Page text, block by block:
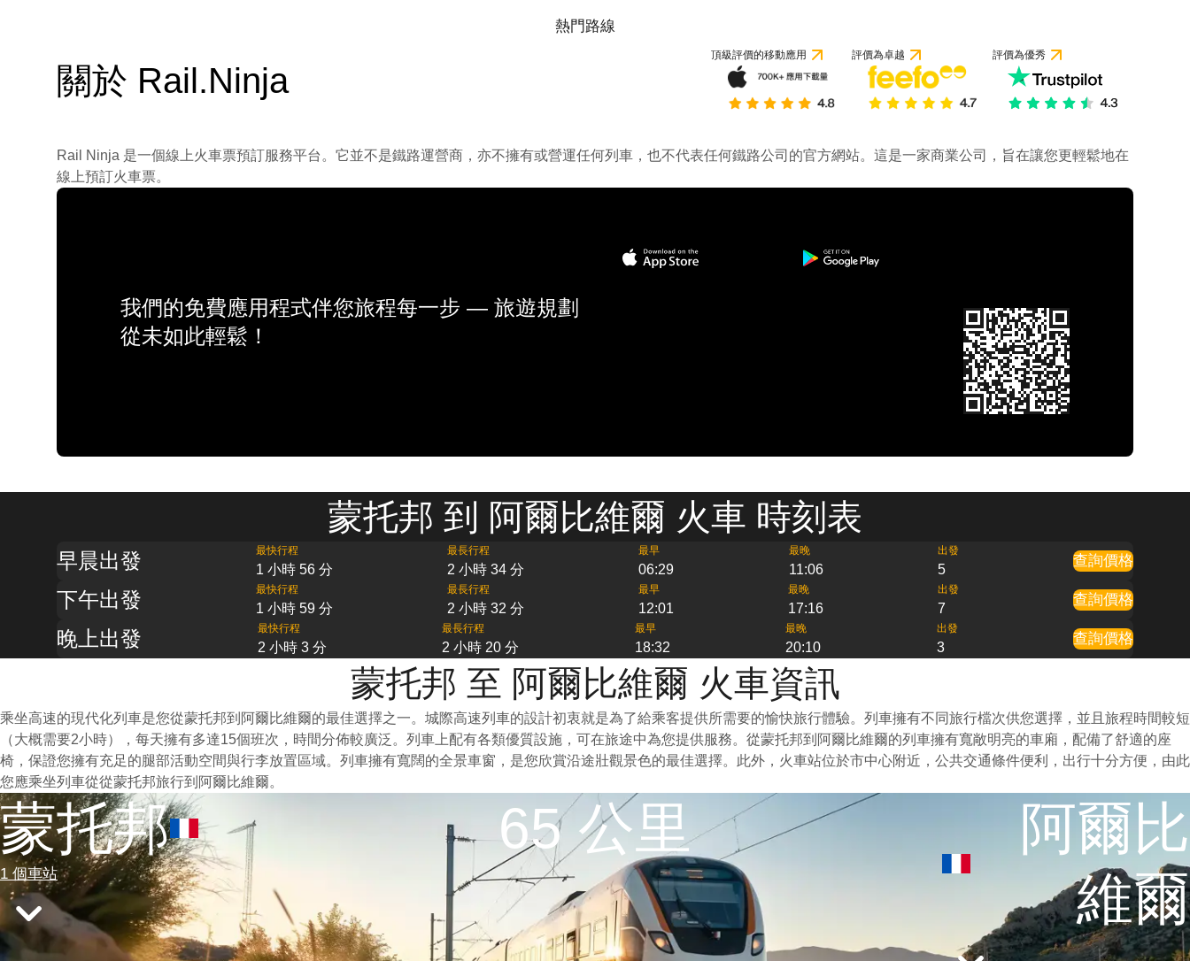
熱門路線
關於 Rail.Ninja
頂級評價的移動應用 評價為卓越 評價為優秀
Rail Ninja 是一個線上火車票預訂服務平台。它並不是鐵路運營商，亦不擁有或營運任何列車，也不代表任何鐵路公司的官方網站。這是一家商業公司，旨在讓您更輕鬆地在
線上預訂火車票。
我們的免費應用程式伴您旅程每一步 — 旅遊規劃
從未如此輕鬆！
蒙托邦 到 阿爾比維爾 火車 時刻表
早晨出發 最快行程
1 小時 56 分
最長行程
2 小時 34 分
最早
06:29
最晚
11:06
出發
5
查詢價格
下午出發 最快行程
1 小時 59 分
最長行程
2 小時 32 分
最早
12:01
最晚
17:16
出發
7
查詢價格
晚上出發 最快行程
2 小時 3 分
最長行程
2 小時 20 分
最早
18:32
最晚
20:10
出發
3
查詢價格
蒙托邦 至 阿爾比維爾 火車資訊
乘坐高速的現代化列車是您從蒙托邦到阿爾比維爾的最佳選擇之一。城際高速列車的設計初衷就是為了給乘客提供所需要的愉快旅行體驗。列車擁有不同旅行檔次供您選擇，並且旅程時間較短
（大概需要2小時），每天擁有多達15個班次，時間分佈較廣泛。列車上配有各類優質設施，可在旅途中為您提供服務。從蒙托邦到阿爾比維爾的列車擁有寬敞明亮的車廂，配備了舒適的座
椅，保證您擁有充足的腿部活動空間與行李放置區域。列車擁有寬闊的全景車窗，是您欣賞沿途壯觀景色的最佳選擇。此外，火車站位於市中心附近，公共交通條件便利，出行十分方便，由此
您應乘坐列車從從蒙托邦旅行到阿爾比維爾。
蒙托邦
1 個車站
65 公里
阿爾比
維爾